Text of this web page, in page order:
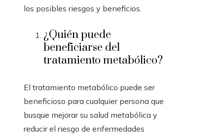
los posibles riesgos y beneficios.
¿Quién puede
beneficiarse del
tratamiento metabólico?
El tratamiento metabólico puede ser
beneficioso para cualquier persona que
busque mejorar su salud metabólica y
reducir el riesgo de enfermedades